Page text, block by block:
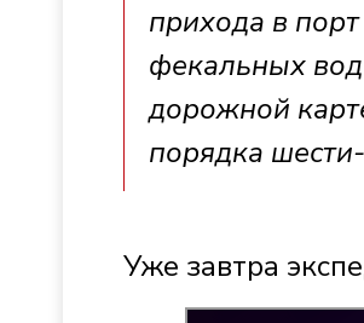
прихода в
фекальных вод
дорожной
порядка
Уже завтра